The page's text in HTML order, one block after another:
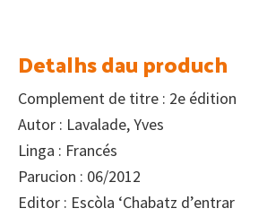
Detalhs dau produch
Complement de titre : 2e édition
Autor : Lavalade, Yves
Linga : Francés
Parucion : 06/2012
Editor : Escòla ‘Chabatz d’entrar